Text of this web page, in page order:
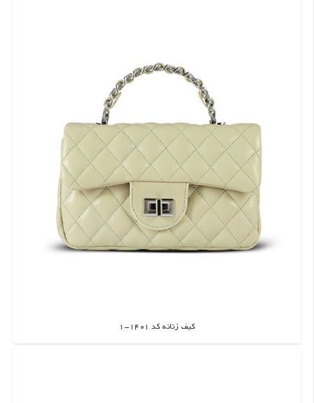
کیف زنانه کد 1401-1
اطلاعات بیشتر